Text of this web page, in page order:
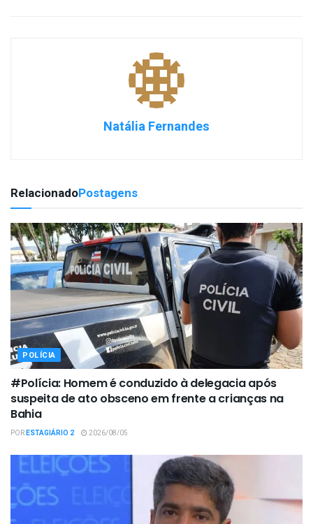
Natália Fernandes
RelacionadoPostagens
POLÍCIA
#Polícia: Homem é conduzido à delegacia após
suspeita de ato obsceno em frente a crianças na
Bahia
PORESTAGIÁRIO 2 2026/08/05